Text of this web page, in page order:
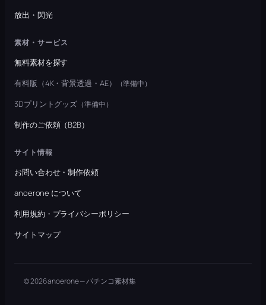
放出・閃光
素材・サービス
無料素材を探す
有料版（4K・背景透過・AE）
（準備中）
3Dプリントグッズ （準備中）
制作のご依頼（B2B）
サイト情報
お問い合わせ・制作依頼
anoerone について
利用規約・プライバシーポリシー
サイトマップ
© 2026 anoerone — パチンコ素材集